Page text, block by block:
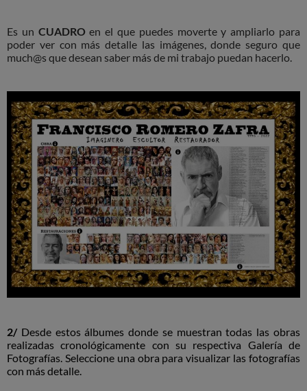
Es un CUADROen el que puedes moverte y ampliarlo para
poder ver con más detalle las imágenes, donde seguro que
much@s que desean saber más de mi trabajo puedan hacerlo.
2/ Desde estos álbumes donde se muestran todas las obras
realizadas cronológicamente con su respectiva Galería de
Fotografías. Seleccione una obra para visualizar las fotografías
con más detalle.